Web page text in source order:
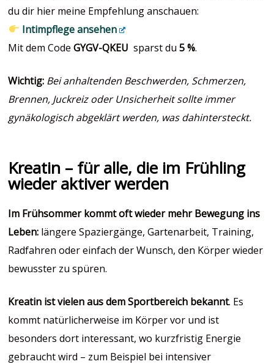
du dir hier meine Empfehlung anschauen:
Intimpflege ansehen
Mit dem CodeGYGV-QKEU sparst du5 %.
Wichtig: Bei anhaltenden Beschwerden, Schmerzen,
Brennen, Juckreiz oder Unsicherheit sollte immer
gynäkologisch abgeklärt werden, was dahintersteckt.
Kreatin – für alle, die im Frühling
wieder aktiver werden
Im Frühsommer kommt oft wieder mehr Bewegung ins
Leben: längere Spaziergänge, Gartenarbeit, Training,
Radfahren oder einfach der Wunsch, den Körper wieder
bewusster zu spüren.
Kreatin ist vielen aus dem Sportbereich bekannt. Es
kommt natürlicherweise im Körper vor und ist
besonders dort interessant, wo kurzfristig Energie
gebraucht wird – zum Beispiel bei intensiver